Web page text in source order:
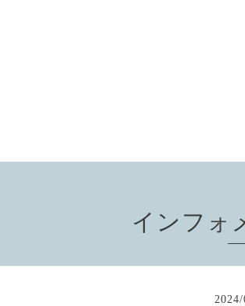
インフォ
2024/